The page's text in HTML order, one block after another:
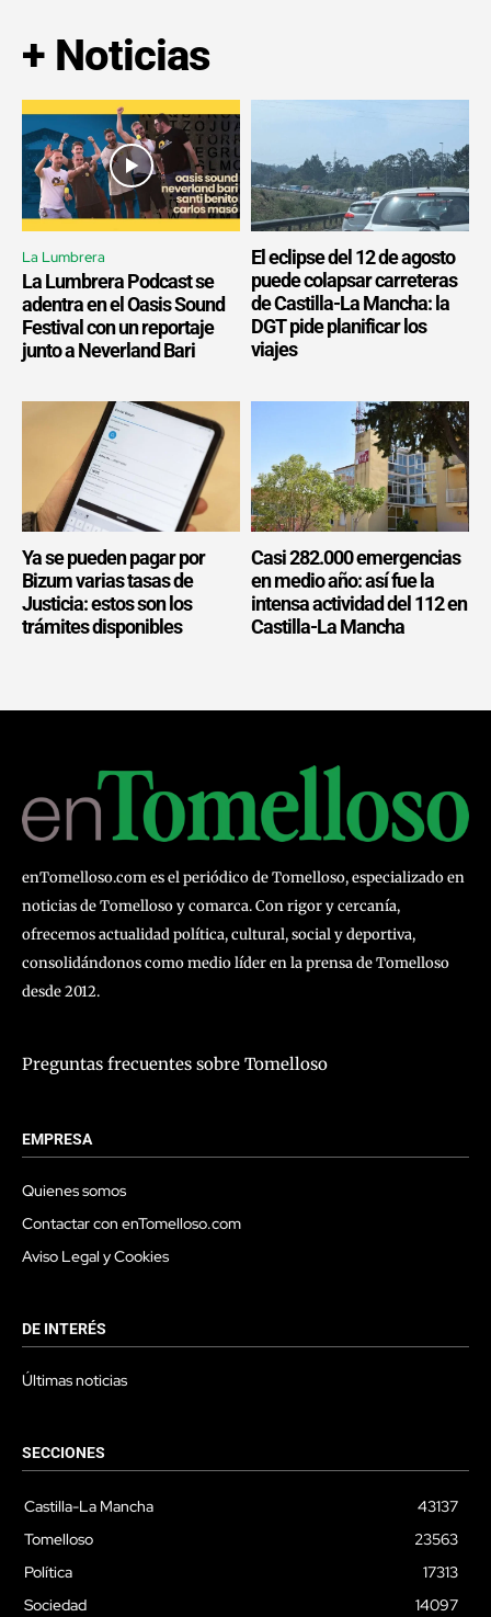
+ Noticias
La Lumbrera
La Lumbrera Podcast se
adentra en el Oasis Sound
Festival con un reportaje
junto a Neverland Bari
El eclipse del 12 de agosto
puede colapsar carreteras
de Castilla-La Mancha: la
DGT pide planificar los
viajes
Ya se pueden pagar por
Bizum varias tasas de
Justicia: estos son los
trámites disponibles
Casi 282.000 emergencias
en medio año: así fue la
intensa actividad del 112 en
Castilla-La Mancha
enTomelloso.com es el periódico de Tomelloso, especializado en
noticias de Tomelloso y comarca. Con rigor y cercanía,
ofrecemos actualidad política, cultural, social y deportiva,
consolidándonos como medio líder en la prensa de Tomelloso
desde 2012.
Preguntas frecuentes sobre Tomelloso
EMPRESA
Quienes somos
Contactar con enTomelloso.com
Aviso Legal y Cookies
DE INTERÉS
Últimas noticias
SECCIONES
Castilla-La Mancha
43137
Tomelloso
23563
Política
17313
Sociedad
14097